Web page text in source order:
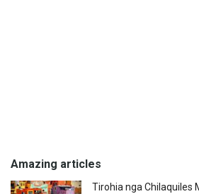
Amazing articles
Tirohia nga Chilaquiles